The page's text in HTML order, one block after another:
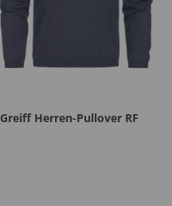
Greiff Herren-Pullover RF